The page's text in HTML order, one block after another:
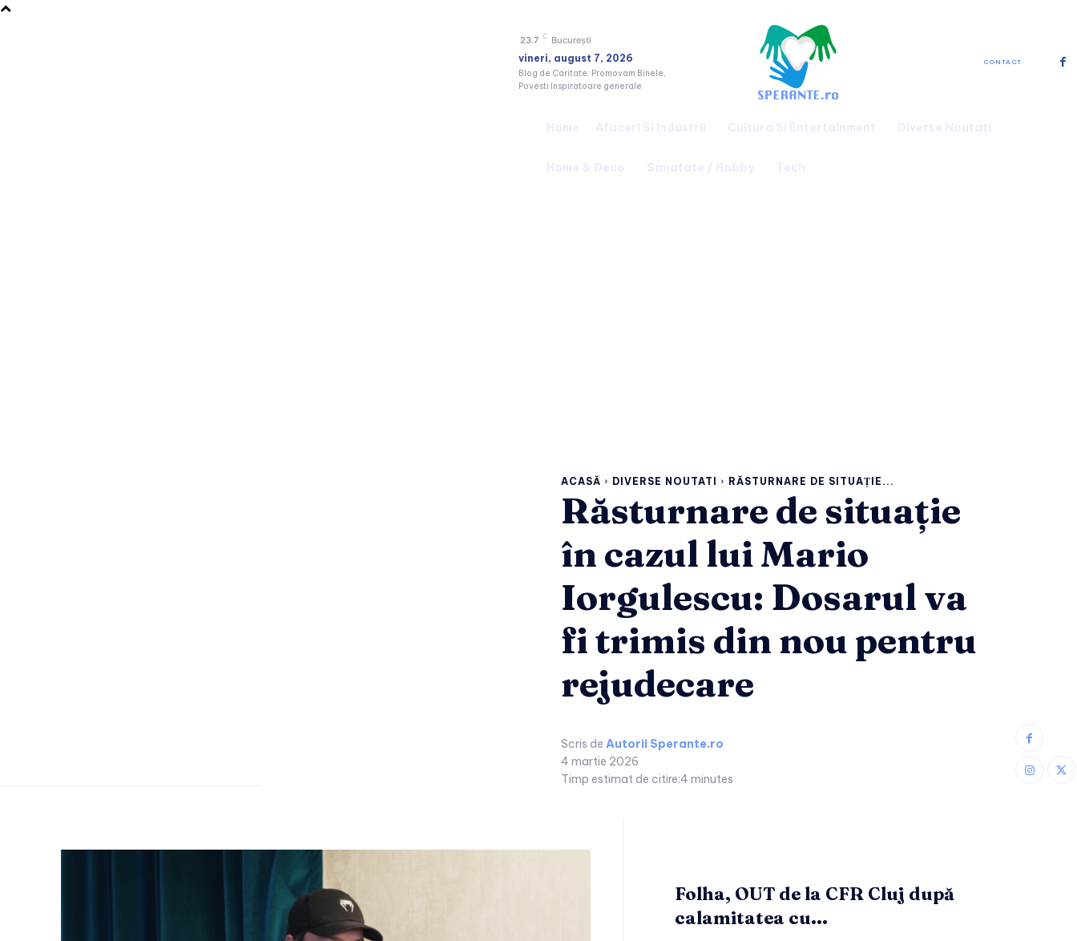
23.7 C București
vineri, august 7, 2026
Blog de Caritate: Promovam Binele,
Povesti Inspiratoare generale
CONTACT
ACASĂ DIVERSE NOUTATI RĂSTURNARE DE SITUAȚIE...
Răsturnare de situație
în cazul lui Mario
Iorgulescu: Dosarul va
fi trimis din nou pentru
rejudecare
Scris de Autorii Sperante.ro
4 martie 2026
Timp estimat de citire:4 minutes
Folha, OUT de la CFR Cluj după
calamitatea cu...